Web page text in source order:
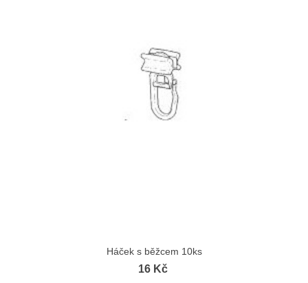
Háček s běžcem 10ks
16 Kč